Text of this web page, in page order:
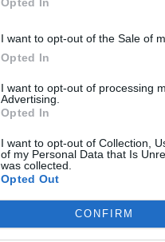
I want to opt-out of the Sale of
Opted In
I want to opt-out of processing
Advertising.
Opted In
I want to opt-out of Collection,
of my Personal Data that Is
was collected.
Opted Out
CONFIRM